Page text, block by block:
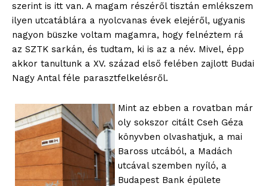
szerint is itt van. A magam részéről tisztán emlékszem
ilyen utcatáblára a nyolcvanas évek elejéről, ugyanis
nagyon büszke voltam magamra, hogy felnéztem rá
az SZTK sarkán, és tudtam, ki is az a név. Mivel, épp
akkor tanultunk a XV. század első felében zajlott Budai
Nagy Antal féle parasztfelkelésről.
Mint az ebben a rovatban már
oly sokszor citált Cseh Géza
könyvben olvashatjuk, a mai
Baross utcából, a Madách
utcával szemben nyíló, a
Budapest Bank épülete